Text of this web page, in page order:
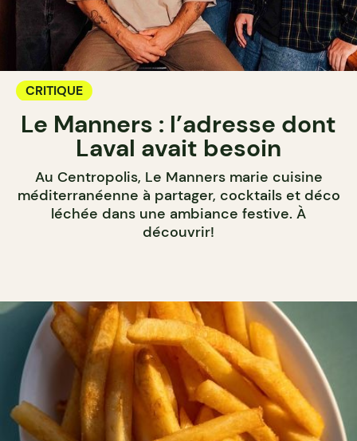
CRITIQUE
Le Manners : l’adresse dont
Laval avait besoin
Au Centropolis, Le Manners marie cuisine
méditerranéenne à partager, cocktails et déco
léchée dans une ambiance festive. À
découvrir!